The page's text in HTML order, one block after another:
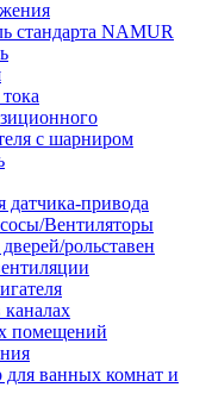
стандарта NAMUR
с шарниром
привода
Вентиляторы
рольставен
помещений